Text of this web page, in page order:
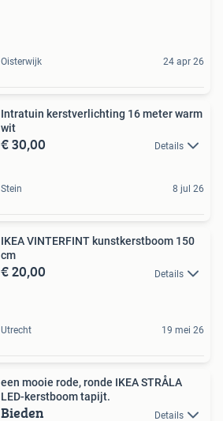
Oisterwijk 24 apr 26
Intratuin kerstverlichting 16 meter warm
wit
€ 30,00 Details
Stein 8 jul 26
IKEA VINTERFINT kunstkerstboom 150
cm
€ 20,00 Details
Utrecht 19 mei 26
een mooie rode, ronde IKEA STRÅLA
LED-kerstboom tapijt.
Bieden Details